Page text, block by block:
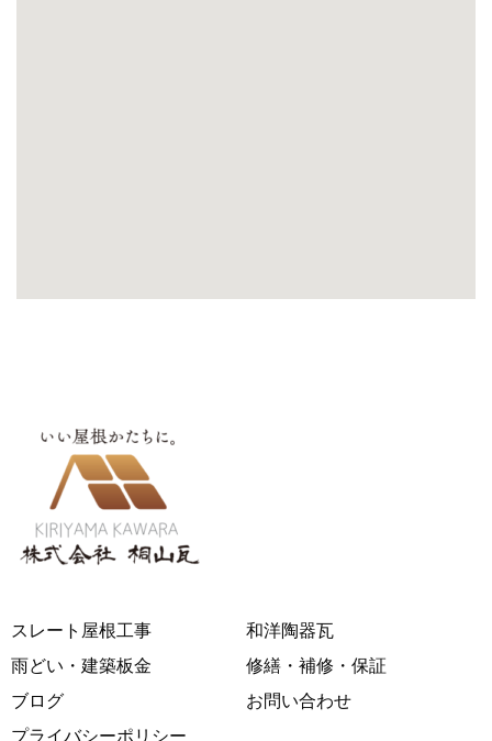
スレート屋根工事
和洋陶器瓦
雨どい・建築板金
修繕・補修・保証
ブログ
お問い合わせ
プライバシーポリシー